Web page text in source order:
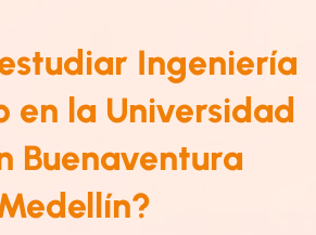
Ingeniería
en la Universidad
Buenaventura